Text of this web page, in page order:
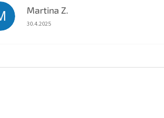
Martina Z.
Hodnotenie obchodu je 5 z 5 hviezdičiek.
30.4.2025